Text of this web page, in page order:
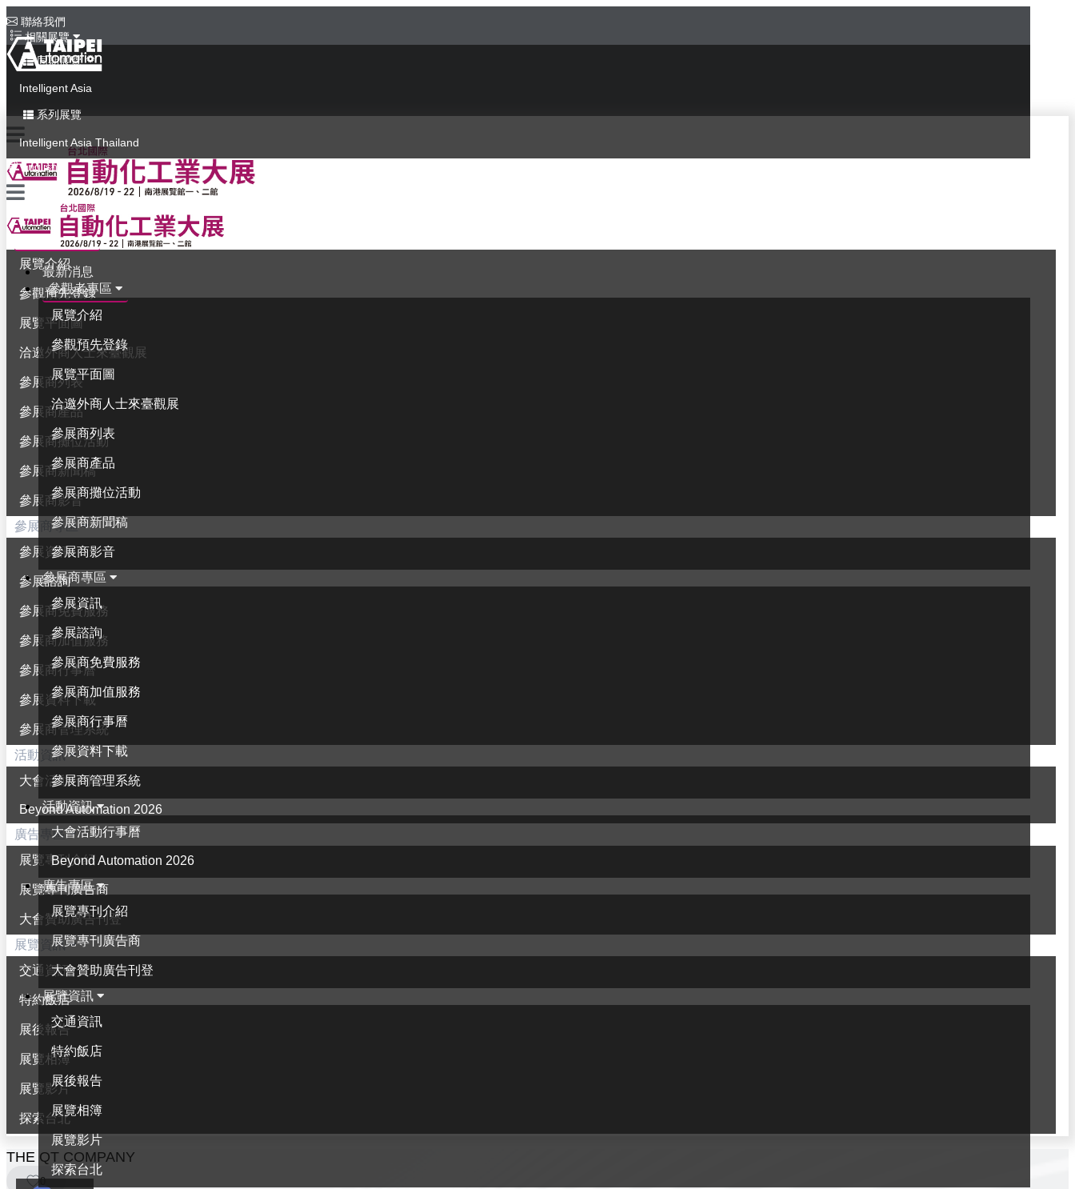
聯絡我們
相關展覽
同期展覽
Intelligent Asia
系列展覽
Intelligent Asia Thailand
English
最新消息
參觀者專區
展覽介紹
參觀預先登錄
展覽平面圖
洽邀外商人士來臺觀展
參展商列表
參展商產品
參展商攤位活動
參展商新聞稿
參展商影音
參展商專區
參展資訊
參展諮詢
參展商免費服務
參展商加值服務
參展商行事曆
參展資料下載
參展商管理系統
活動資訊
大會活動行事曆
Beyond Automation 2026
廣告專區
展覽專刊介紹
展覽專刊廣告商
大會贊助廣告刊登
展覽資訊
交通資訊
特約飯店
展後報告
展覽相簿
展覽影片
探索台北
最新消息
參觀者專區
展覽介紹
參觀預先登錄
展覽平面圖
洽邀外商人士來臺觀展
參展商列表
參展商產品
參展商攤位活動
參展商新聞稿
參展商影音
參展商專區
參展資訊
參展諮詢
參展商免費服務
參展商加值服務
參展商行事曆
參展資料下載
參展商管理系統
活動資訊
大會活動行事曆
Beyond Automation 2026
廣告專區
展覽專刊介紹
展覽專刊廣告商
大會贊助廣告刊登
展覽資訊
交通資訊
特約飯店
展後報告
展覽相簿
展覽影片
探索台北
THE QT COMPANY
0